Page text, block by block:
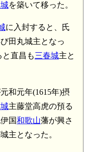
を築いて移った。
に入封すると、氏
田丸城主となっ
と直昌も三春城主と
和元年(1615年)摂
主藤堂高虎の預る
国和歌山藩が興さ
主となった。